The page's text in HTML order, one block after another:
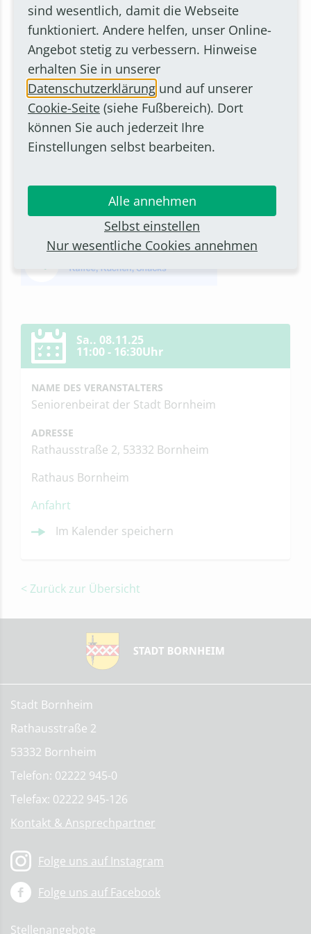
Sa.. 08.11.25
11:00 - 16:30Uhr
NAME DES VERANSTALTERS
Seniorenbeirat der Stadt Bornheim
ADRESSE
Rathausstraße 2, 53332 Bornheim
Rathaus Bornheim
Anfahrt
Im Kalender speichern
< Zurück zur Übersicht
Stadt Bornheim
Rathausstraße 2
53332 Bornheim
Telefon: 02222 945-0
Telefax: 02222 945-126
Kontakt & Ansprechpartner
Folge uns auf Instagram
Folge uns auf Facebook
Stellenangebote
sind wesentlich, damit die Webseite
funktioniert. Andere helfen, unser Online-
Angebot stetig zu verbessern. Hinweise
erhalten Sie in unserer
Datenschutzerklärung und auf unserer
Cookie-Seite (siehe Fußbereich). Dort
können Sie auch jederzeit Ihre
Einstellungen selbst bearbeiten.
Alle annehmen
Selbst einstellen
Nur wesentliche Cookies annehmen